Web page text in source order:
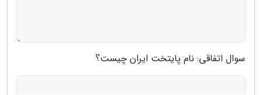
سوال اتفاقی: نام پایتخت ایران چیست؟